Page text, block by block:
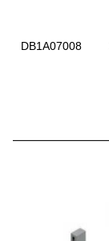
DB1A07008